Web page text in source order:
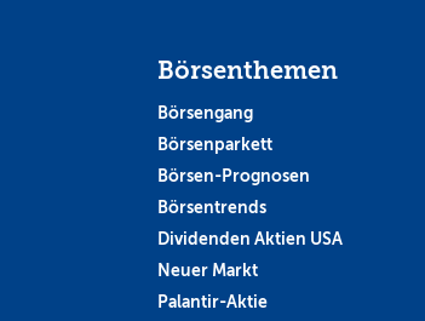
Börsenthemen
Börsengang
Börsenparkett
Börsen-Prognosen
Börsentrends
Dividenden Aktien USA
Neuer Markt
Palantir-Aktie